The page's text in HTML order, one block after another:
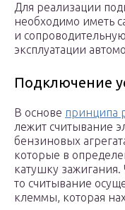
Для реализации
необходимо иметь
и
эксплуатации
Подключение
В основе принципа
лежит считывание
бензиновых
которые в
катушку зажигания.
то считывание
клеммы, которая